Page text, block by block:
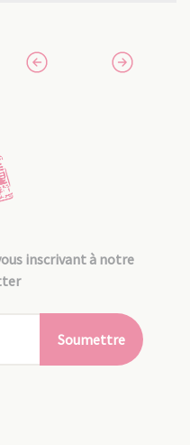
inscrivant à notre
Soumettre